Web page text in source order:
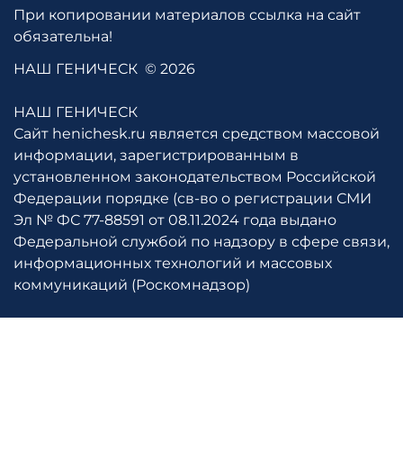
При копировании материалов ссылка на сайт
обязательна!
НАШ ГЕНИЧЕСК © 2026
НАШ ГЕНИЧЕСК
Сайт henichesk.ru является средством массовой
информации, зарегистрированным в
установленном законодательством Российской
Федерации порядке (св-во о регистрации СМИ
Эл № ФС 77-88591 от 08.11.2024 года выдано
Федеральной службой по надзору в сфере связи,
информационных технологий и массовых
коммуникаций (Роскомнадзор)